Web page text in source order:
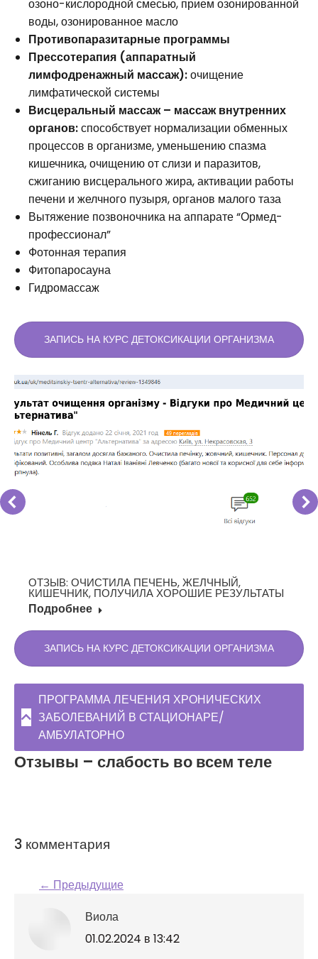
озоно-кислородной смесью, прием озонированной
воды, озонированное масло
Противопаразитарные программы
Прессотерапия (аппаратный
лимфодренажный массаж):очищение
лимфатической системы
Висцеральный массаж – массаж внутренних
органов:способствует нормализации обменных
процессов в организме, уменьшению спазма
кишечника, очищению от слизи и паразитов,
сжиганию висцерального жира, активации работы
печени и желчного пузыря, органов малого таза
Вытяжение позвоночника на аппарате “Ормед-
профессионал”
Фотонная терапия
Фитопаросауна
Гидромассаж
ЗАПИСЬ НА КУРС ДЕТОКСИКАЦИИ ОРГАНИЗМА
ОТЗЫВ: ОЧИСТИЛА ПЕЧЕНЬ, ЖЕЛЧНЫЙ,
КИШЕЧНИК, ПОЛУЧИЛА ХОРОШИЕ РЕЗУЛЬТАТЫ
Подробнее
ЗАПИСЬ НА КУРС ДЕТОКСИКАЦИИ ОРГАНИЗМА
ПРОГРАММА ЛЕЧЕНИЯ ХРОНИЧЕСКИХ
ЗАБОЛЕВАНИЙ В СТАЦИОНАРЕ/
АМБУЛАТОРНО
Отзывы – слабость во всем теле
3 комментария
Навигация по
комментариям
← Предыдущие
Виола
говорит:
01.02.2024 в 13:42